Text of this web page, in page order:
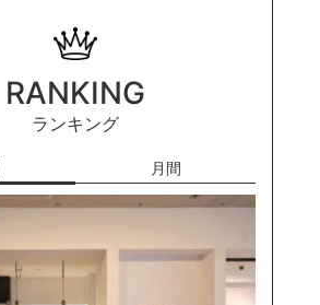
RANKING
ランキング
月間